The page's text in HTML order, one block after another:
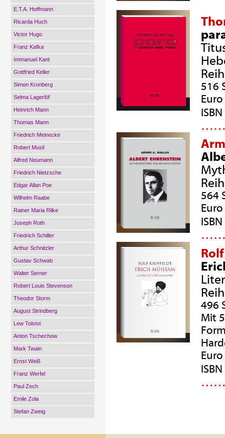
E.T.A. Hoffmann
Ricarda Huch
Victor Hugo
Franz Kafka
Immanuel Kant
Gottfried Keller
Simon Kronberg
Selma Lagerlöf
Heinrich Mann
Thomas Mann
Friedrich Meinecke
Robert Musil
Alfred Neumann
Friedrich Nietzsche
Edgar Allan Poe
Wilhelm Raabe
Rainer Maria Rilke
Joseph Roth
Friedrich Schiller
Arthur Schnitzler
Gustav Schwab
Walter Serner
Robert Louis Stevenson
Theodor Storm
August Strindberg
Lew Tolstoi
Anton Tschechow
Mark Twain
Ernst Weiß
Franz Werfel
Paul Zech
Emile Zola
Stefan Zweig
516
564
496
Mit